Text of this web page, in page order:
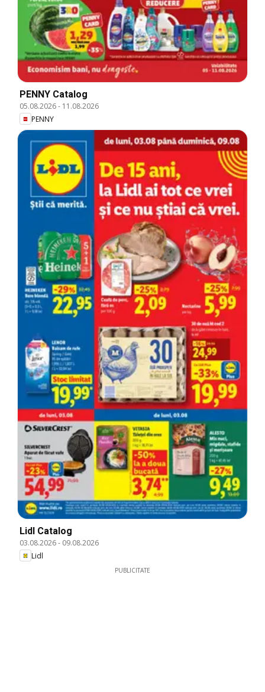
PENNY Catalog
05.08.2026- 11.08.2026
PENNY
Lidl Catalog
03.08.2026- 09.08.2026
Lidl
PUBLICITATE